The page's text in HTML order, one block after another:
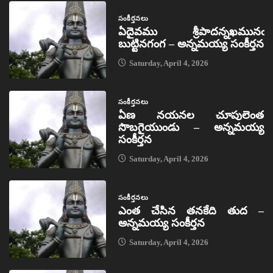
సంకీర్తనలు
ఏదైవము శ్రీపాదన్నఖమునఁ
బుట్టినగంగ – అన్నమయ్య సంకీర్తన
Saturday, April 4, 2026
సంకీర్తనలు
ఏణ నయనల చూపులెంత
సొబగైయుండు – అన్నమయ్య
సంకీర్తన
Saturday, April 4, 2026
సంకీర్తనలు
ఎంత చేసిన తనకేది తుద –
అన్నమయ్య సంకీర్తన
Saturday, April 4, 2026